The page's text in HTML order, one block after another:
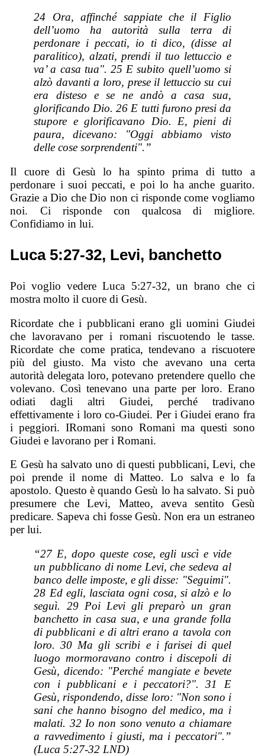
24 Ora, affinché sappiate che il Figlio
dell’uomo ha autorità sulla terra di
perdonare i peccati, io ti dico, (disse al
paralitico), alzati, prendi il tuo lettuccio e
va’ a casa tua". 25 E subito quell’uomo si
alzò davanti a loro, prese il lettuccio su cui
era disteso e se ne andò a casa sua,
glorificando Dio. 26 E tutti furono presi da
stupore e glorificavano Dio. E, pieni di
paura, dicevano: "Oggi abbiamo visto
delle cose sorprendenti".”
Il cuore di Gesù lo ha spinto prima di tutto a
perdonare i suoi peccati, e poi lo ha anche guarito.
Grazie a Dio che Dio non ci risponde come vogliamo
noi. Ci risponde con qualcosa di migliore.
Confidiamo in lui.
Luca 5:27-32, Levi, banchetto
Poi voglio vedere Luca 5:27-32, un brano che ci
mostra molto il cuore di Gesù.
Ricordate che i pubblicani erano gli uomini Giudei
che lavoravano per i romani riscuotendo le tasse.
Ricordate che come pratica, tendevano a riscuotere
più del giusto. Ma visto che avevano una certa
autorità delegata loro, potevano pretendere quello che
volevano. Così tenevano una parte per loro. Erano
odiati dagli altri Giudei, perché tradivano
effettivamente i loro co-Giudei. Per i Giudei erano fra
i peggiori. IRomani sono Romani ma questi sono
Giudei e lavorano per i Romani.
E Gesù ha salvato uno di questi pubblicani, Levi, che
poi prende il nome di Matteo. Lo salva e lo fa
apostolo. Questo è quando Gesù lo ha salvato. Si può
presumere che Levi, Matteo, aveva sentito Gesù
predicare. Sapeva chi fosse Gesù. Non era un estraneo
per lui.
“27 E, dopo queste cose, egli uscì e vide
un pubblicano di nome Levi, che sedeva al
banco delle imposte, e gli disse: "Seguimi".
28 Ed egli, lasciata ogni cosa, si alzò e lo
seguì. 29 Poi Levi gli preparò un gran
banchetto in casa sua, e una grande folla
di pubblicani e di altri erano a tavola con
loro. 30 Ma gli scribi e i farisei di quel
luogo mormoravano contro i discepoli di
Gesù, dicendo: "Perché mangiate e bevete
con i pubblicani e i peccatori?". 31 E
Gesù, rispondendo, disse loro: "Non sono i
sani che hanno bisogno del medico, ma i
malati. 32 Io non sono venuto a chiamare
a ravvedimento i giusti, ma i peccatori".”
(Luca 5:27-32 LND)